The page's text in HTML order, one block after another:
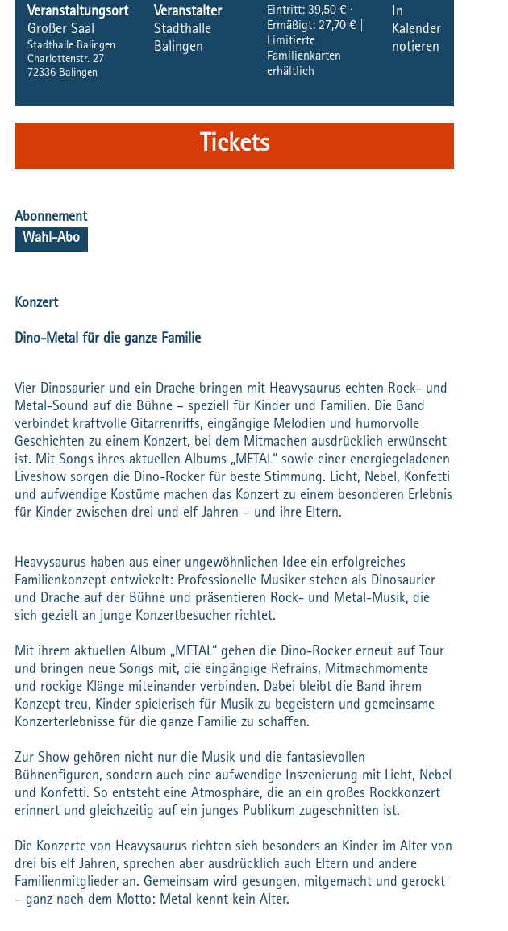
Veranstaltungsort
Großer Saal
Stadthalle Balingen
Charlottenstr. 27
72336 Balingen
Veranstalter
Stadthalle
Balingen
Eintritt: 39,50 € ·
Ermäßigt: 27,70 € |
Limitierte
Familienkarten
erhältlich
In
Kalender
notieren
Tickets
Abonnement
Wahl-Abo
Konzert
Dino-Metal für die ganze Familie
Vier Dinosaurier und ein Drache bringen mit Heavysaurus echten Rock- und
Metal-Sound auf die Bühne – speziell für Kinder und Familien. Die Band
verbindet kraftvolle Gitarrenriffs, eingängige Melodien und humorvolle
Geschichten zu einem Konzert, bei dem Mitmachen ausdrücklich erwünscht
ist. Mit Songs ihres aktuellen Albums „METAL“ sowie einer energiegeladenen
Liveshow sorgen die Dino-Rocker für beste Stimmung. Licht, Nebel, Konfetti
und aufwendige Kostüme machen das Konzert zu einem besonderen Erlebnis
für Kinder zwischen drei und elf Jahren – und ihre Eltern.
Heavysaurus haben aus einer ungewöhnlichen Idee ein erfolgreiches
Familienkonzept entwickelt: Professionelle Musiker stehen als Dinosaurier
und Drache auf der Bühne und präsentieren Rock- und Metal-Musik, die
sich gezielt an junge Konzertbesucher richtet.
Mit ihrem aktuellen Album „METAL“ gehen die Dino-Rocker erneut auf Tour
und bringen neue Songs mit, die eingängige Refrains, Mitmachmomente
und rockige Klänge miteinander verbinden. Dabei bleibt die Band ihrem
Konzept treu, Kinder spielerisch für Musik zu begeistern und gemeinsame
Konzerterlebnisse für die ganze Familie zu schaffen.
Zur Show gehören nicht nur die Musik und die fantasievollen
Bühnenfiguren, sondern auch eine aufwendige Inszenierung mit Licht, Nebel
und Konfetti. So entsteht eine Atmosphäre, die an ein großes Rockkonzert
erinnert und gleichzeitig auf ein junges Publikum zugeschnitten ist.
Die Konzerte von Heavysaurus richten sich besonders an Kinder im Alter von
drei bis elf Jahren, sprechen aber ausdrücklich auch Eltern und andere
Familienmitglieder an. Gemeinsam wird gesungen, mitgemacht und gerockt
– ganz nach dem Motto: Metal kennt kein Alter.